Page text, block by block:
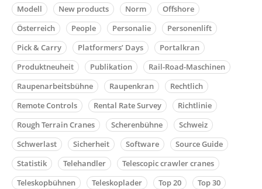
Modell New products Norm
Offshore
Österreich
People Personalie
Personenlift
Pick & Carry
Platformers’ Days
Portalkran
Produktneuheit
Publikation
Rail-Road-Maschinen
Raupenarbeitsbühne
Raupenkran
Rechtlich
Remote Controls
Rental Rate Survey
Richtlinie
Rough Terrain Cranes
Scherenbühne
Schweiz
Schwerlast
Sicherheit Software
Source Guide
Statistik
Telehandler
Telescopic crawler cranes
Teleskopbühnen
Teleskoplader Top 20
Top 30